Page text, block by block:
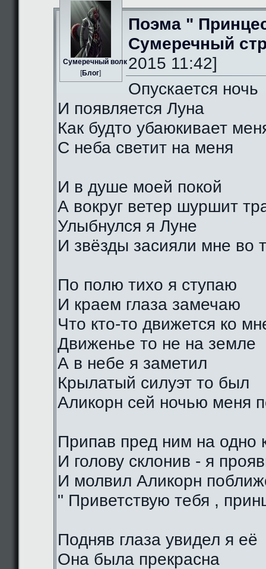
Сумеречный волк
[Блог]
Поэма "
Сумеречный
2015 11:42]
Опускается ночь
И появляется Луна
Как будто убаюкивает
С неба светит на меня
И в душе моей покой
А вокруг ветер шуршит
Улыбнулся я Луне
И звёзды засияли мне во
По полю тихо я ступаю
И краем глаза замечаю
Что кто-то движется ко
Движенье то не на земле
А в небе я заметил
Крылатый силуэт то был
Аликорн сей ночью меня
Припав пред ним на одно
И голову склонив - я
И молвил Аликорн
" Приветствую тебя ,
Подняв глаза увидел я её
Она была прекрасна